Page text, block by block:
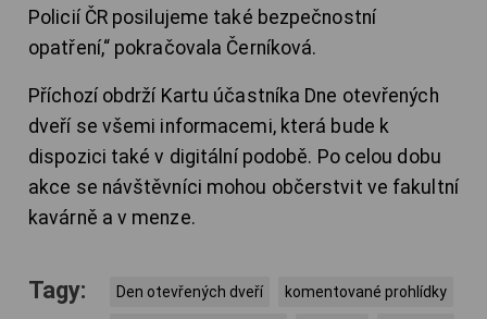
Policií ČR posilujeme také bezpečnostní
opatření,“ pokračovala Černíková.
Příchozí obdrží Kartu účastníka Dne otevřených
dveří se všemi informacemi, která bude k
dispozici také v digitální podobě. Po celou dobu
akce se návštěvníci mohou občerstvit ve fakultní
kavárně a v menze.
Tagy: Den otevřených dveří komentované prohlídky